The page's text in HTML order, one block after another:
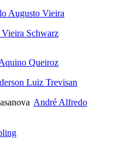
Augusto Vieira
Schwarz
Queiroz
Luiz Trevisan
André Alfredo